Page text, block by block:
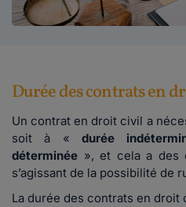
Durée des contrats en
Un contrat en droit civil a
soit à « durée
déterminée », et cela a des
s’agissant de la possibilité de
La durée des contrats en droit